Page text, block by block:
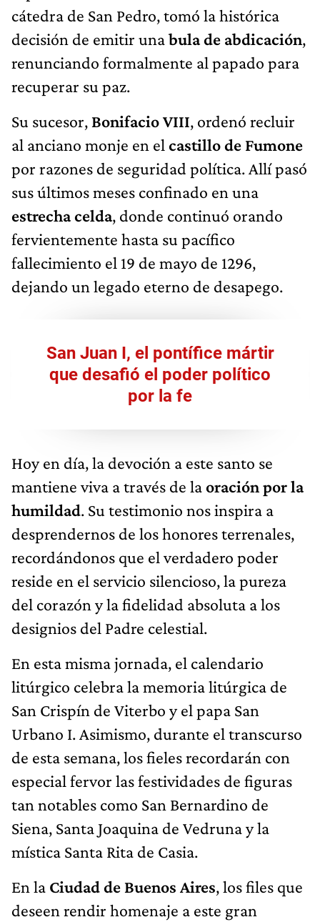
cátedra de San Pedro, tomó la histórica
decisión de emitir unabula de abdicación,
renunciando formalmente al papado para
recuperar su paz.
Su sucesor, Bonifacio VIII, ordenó recluir
al anciano monje en el castillo de Fumone
por razones de seguridad política. Allí pasó
sus últimos meses confinado en una
estrecha celda, donde continuó orando
fervientemente hasta su pacífico
fallecimiento el 19 de mayo de 1296,
dejando un legado eterno de desapego.
San Juan I, el pontífice mártir
que desafió el poder político
por la fe
Hoy en día, la devoción a este santo se
mantiene viva a través de laoración por la
humildad. Su testimonio nos inspira a
desprendernos de los honores terrenales,
recordándonos que el verdadero poder
reside en el servicio silencioso, la pureza
del corazón y la fidelidad absoluta a los
designios del Padre celestial.
En esta misma jornada, el calendario
litúrgico celebra la memoria litúrgica de
San Crispín de Viterbo y el papa San
Urbano I. Asimismo, durante el transcurso
de esta semana, los fieles recordarán con
especial fervor las festividades de figuras
tan notables como San Bernardino de
Siena, Santa Joaquina de Vedruna y la
mística Santa Rita de Casia.
En la Ciudad de Buenos Aires, los files que
deseen rendir homenaje a este gran